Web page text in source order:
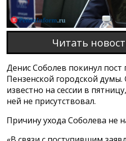
Читать
Денис Соболев покинул пост
Пензенской городской думы.
известно на сессии в
ней не присутствовал.
Причину ухода Соболева не